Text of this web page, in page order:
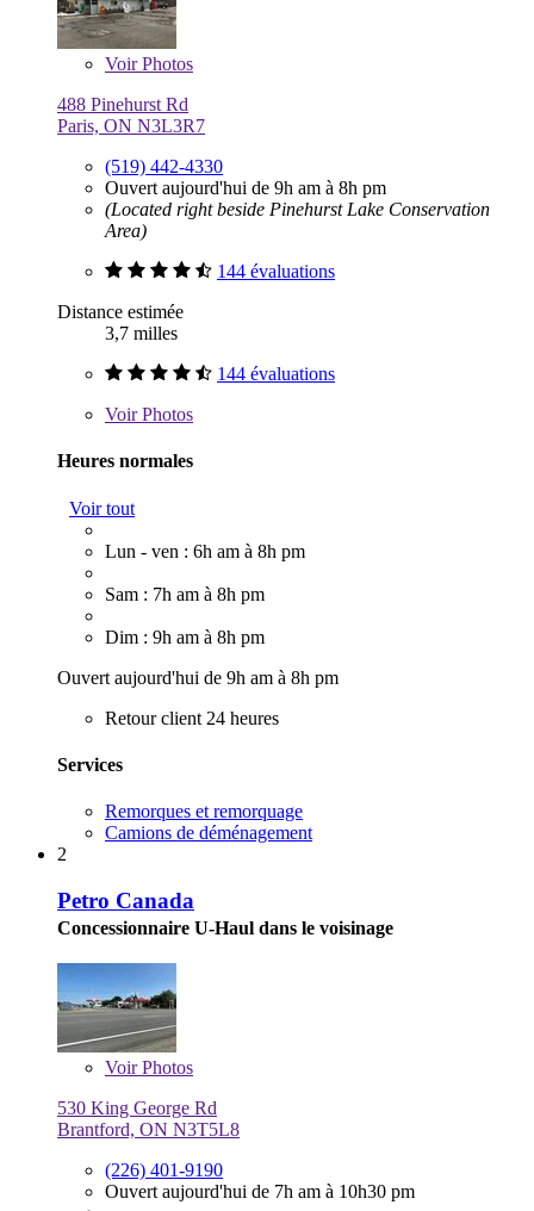
VoirPhotos
488 Pinehurst Rd
Paris, ON N3L3R7
(519) 442-4330
Ouvert aujourd'hui de 9h am à 8h pm
(Located right beside Pinehurst Lake Conservation
Area)
144 évaluations
Distance estimée
3,7 milles
144 évaluations
VoirPhotos
Heures normales
Voir tout
Lun - ven : 6h am à 8h pm
Sam : 7h am à 8h pm
Dim : 9h am à 8h pm
Ouvert aujourd'hui de 9h am à 8h pm
Retour client 24 heures
Services
Remorques et remorquage
Camions de déménagement
2
Petro Canada
Concessionnaire U-Haul dans le voisinage
VoirPhotos
530 King George Rd
Brantford, ON N3T5L8
(226) 401-9190
Ouvert aujourd'hui de 7h am à 10h30 pm